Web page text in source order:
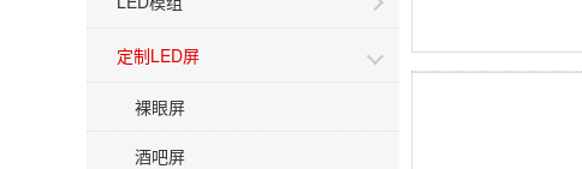
定制LED屏
裸眼屏
酒吧屏